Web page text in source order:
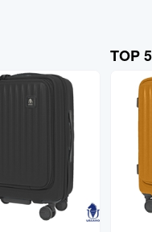
TOP 5